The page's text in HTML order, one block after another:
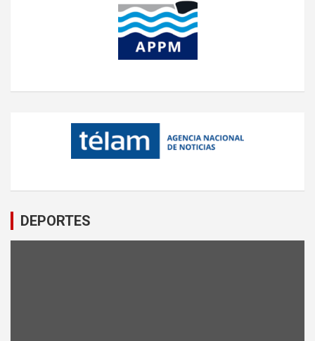
DEPORTES